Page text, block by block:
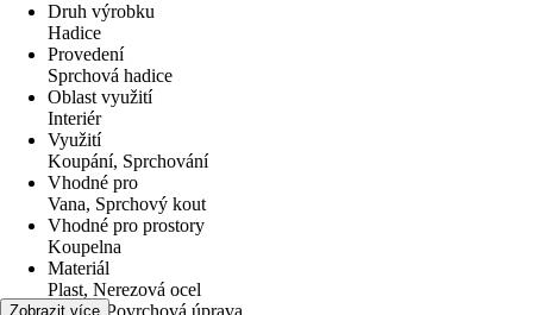
Druh výrobku
Hadice
Provedení
Sprchová hadice
Oblast využití
Interiér
Využití
Koupání, Sprchování
Vhodné pro
Vana, Sprchový kout
Vhodné pro prostory
Koupelna
Materiál
Plast, Nerezová ocel
Povrch/Povrchová úprava
Zobrazit více